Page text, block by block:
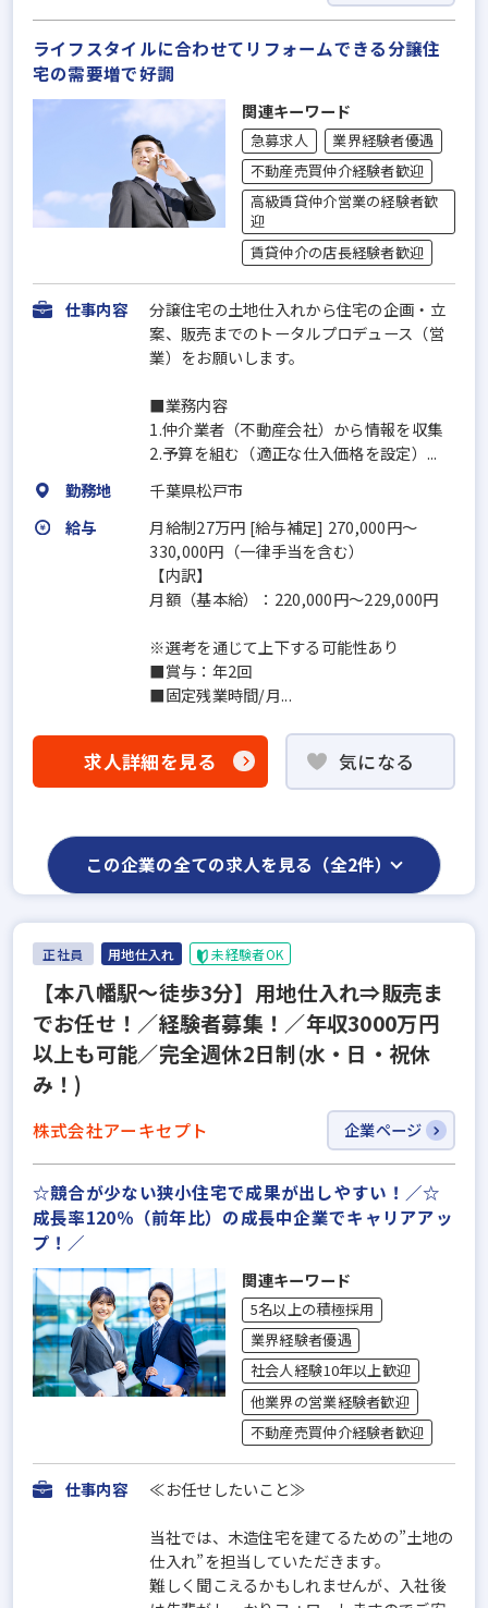
ライフスタイルに合わせてリフォームできる分譲住
宅の需要増で好調
関連キーワード
急募求人
業界経験者優遇
不動産売買仲介経験者歓迎
高級賃貸仲介営業の経験者歓
迎
賃貸仲介の店長経験者歓迎
仕事内容
分譲住宅の土地仕入れから住宅の企画・立
案、販売までのトータルプロデュース（営
業）をお願いします。
■業務内容
1.仲介業者（不動産会社）から情報を収集
2.予算を組む（適正な仕入価格を設定）...
勤務地
千葉県松戸市
給与
月給制27万円 [給与補足] 270,000円～
330,000円（一律手当を含む）
【内訳】
月額（基本給）：220,000円～229,000円
※選考を通じて上下する可能性あり
■賞与：年2回
■固定残業時間/月...
求人詳細を見る 気になる
この企業の全ての求人を見る（全2件）
正社員 用地仕入れ 未経験者OK
【本八幡駅～徒歩3分】用地仕入れ⇒販売ま
でお任せ！／経験者募集！／年収3000万円
以上も可能／完全週休2日制(水・日・祝休
み！)
株式会社アーキセプト 企業ページ
☆競合が少ない狭小住宅で成果が出しやすい！／☆
成長率120％（前年比）の成長中企業でキャリアアッ
プ！／
関連キーワード
5名以上の積極採用
業界経験者優遇
社会人経験10年以上歓迎
他業界の営業経験者歓迎
不動産売買仲介経験者歓迎
仕事内容 ≪お任せしたいこと≫
当社では、木造住宅を建てるための”土地の
仕入れ”を担当していただきます。
難しく聞こえるかもしれませんが、入社後